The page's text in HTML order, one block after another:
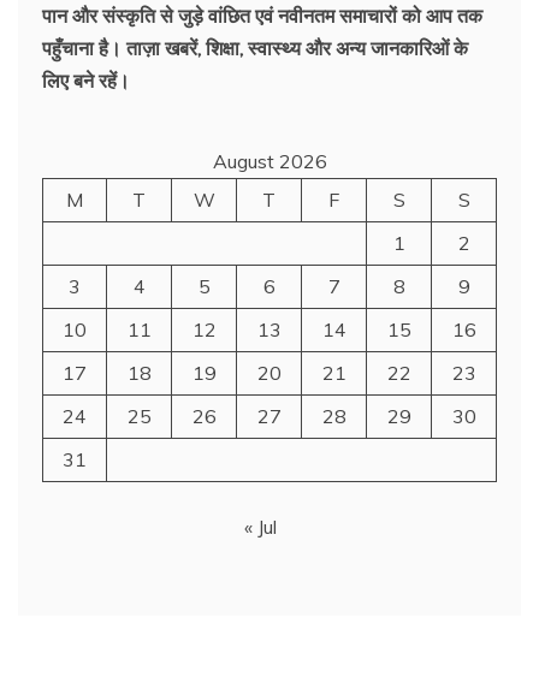
पान और संस्कृति से जुड़े वांछित एवं नवीनतम समाचारों को आप तक
पहुँचाना है। ताज़ा खबरें, शिक्षा, स्वास्थ्य और अन्य जानकारिओं के
लिए बने रहें।
August 2026
M
T W T F S
S
1
2
3
4 5 6 7 8
9
10
11 12 13 14 15
16
17
18 19 20 21 22
23
24
25 26 27 28 29
30
31
« Jul